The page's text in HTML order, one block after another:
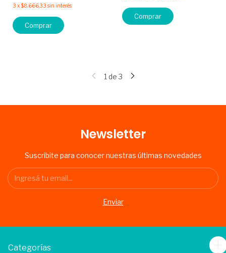
3 x$8.666,33 sin interés
Comprar
1 de 3
Newsletter
Suscribite para conocer nuestras últimas novedades
Categorías